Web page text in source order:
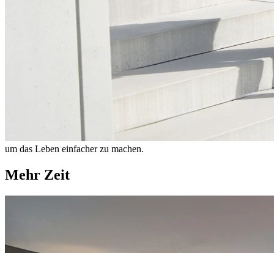
um das Leben einfacher zu machen.
Mehr Zeit